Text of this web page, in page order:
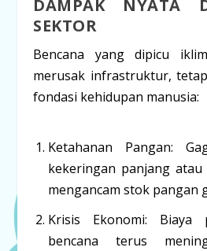
DAMPAK NYATA
SEKTOR
Bencana yang dipicu
merusak infrastruktur,
fondasi kehidupan manusia:
Ketahanan Pangan:
kekeringan panjang
mengancam stok pangan
Krisis Ekonomi: Biaya
bencana terus